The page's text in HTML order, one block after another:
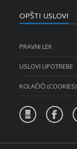
OPŠTI USLOVI
PRAVNI LEK
USLOVI UPOTREBE
KOLAČIĆI (COOKIES)